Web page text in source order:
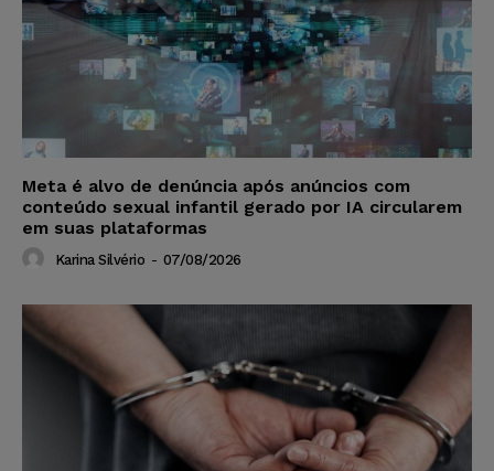
Meta é alvo de denúncia após anúncios com
conteúdo sexual infantil gerado por IA circularem
em suas plataformas
Karina Silvério - 07/08/2026